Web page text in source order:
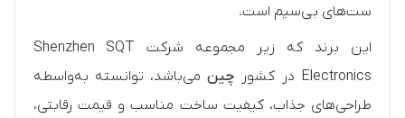
ست‌های بی‌سیم است.
این برند که زیر مجموعه شرکت Shenzhen SQT
Electronics در کشور
چین می‌باشد، توانسته به‌واسطه
طراحی‌های جذاب، کیفیت ساخت مناسب و قیمت رقابتی،